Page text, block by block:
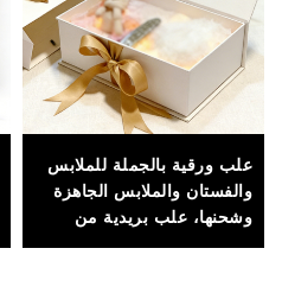
علب ورقية بالجملة للملابس
والفستان والملابس الجاهزة
وشحنها، علب بريدية من